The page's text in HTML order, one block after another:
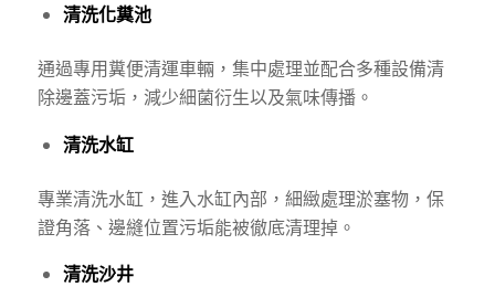
清洗化糞池
通過專用糞便清運車輛，集中處理並配合多種設備清
除邊蓋污垢，減少細菌衍生以及氣味傳播。
清洗水缸
專業清洗水缸，進入水缸內部，細緻處理淤塞物，保
證角落、邊縫位置污垢能被徹底清理掉。
清洗沙井